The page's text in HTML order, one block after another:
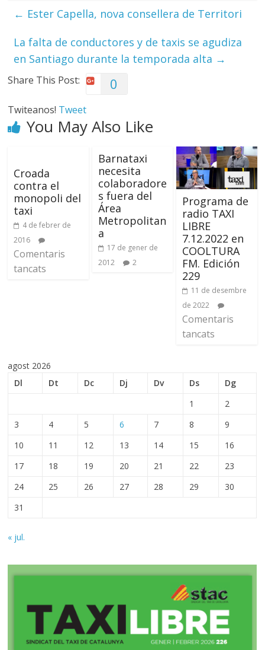
← Ester Capella, nova consellera de Territori
La falta de conductores y de taxis se agudiza
en Santiago durante la temporada alta →
Share This Post: 0
Twiteanos! Tweet
You May Also Like
Croada
contra el
monopoli del
taxi
4 de febrer de
2016
Comentaris
tancats
Barnataxi
necesita
colaboradore
s fuera del
Área
Metropolitan
a
17 de gener de
2012
2
Programa de
radio TAXI
LIBRE
7.12.2022 en
COOLTURA
FM. Edición
229
11 de desembre
de 2022
Comentaris
tancats
agost 2026
Dl
Dt Dc Dj Dv Ds
Dg
1
2
3
4 5 6 7 8
9
10
11 12 13 14 15
16
17
18 19 20 21 22
23
24
25 26 27 28 29
30
31
« jul.